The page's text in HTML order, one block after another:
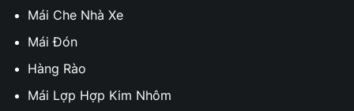
Mái Che Nhà Xe
Mái Đón
Hàng Rào
Mái Lợp Hợp Kim Nhôm